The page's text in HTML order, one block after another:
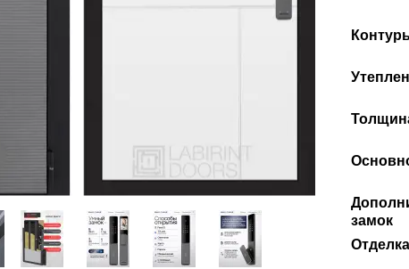
замок